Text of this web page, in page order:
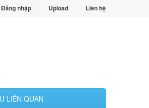
Đăng nhập Upload Liên hệ
LIÊN QUAN